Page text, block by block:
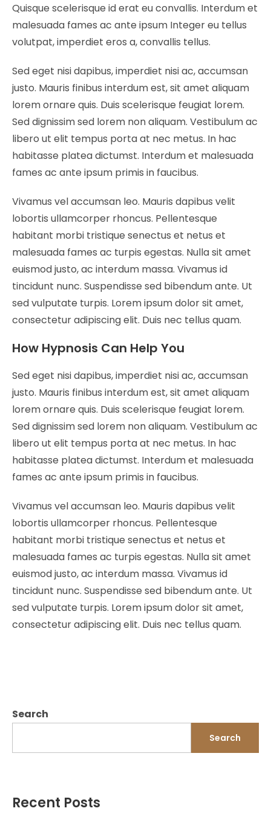
Search
Search
Recent Posts
Quisque scelerisque id erat eu convallis. Interdum et
malesuada fames ac ante ipsum Integer eu tellus
volutpat, imperdiet eros a, convallis tellus.
Sed eget nisi dapibus, imperdiet nisi ac, accumsan
justo. Mauris finibus interdum est, sit amet aliquam
lorem ornare quis. Duis scelerisque feugiat lorem.
Sed dignissim sed lorem non aliquam. Vestibulum ac
libero ut elit tempus porta at nec metus. In hac
habitasse platea dictumst. Interdum et malesuada
fames ac ante ipsum primis in faucibus.
Vivamus vel accumsan leo. Mauris dapibus velit
lobortis ullamcorper rhoncus. Pellentesque
habitant morbi tristique senectus et netus et
malesuada fames ac turpis egestas. Nulla sit amet
euismod justo, ac interdum massa. Vivamus id
tincidunt nunc. Suspendisse sed bibendum ante. Ut
sed vulputate turpis. Lorem ipsum dolor sit amet,
consectetur adipiscing elit. Duis nec tellus quam.
How Hypnosis Can Help You
Sed eget nisi dapibus, imperdiet nisi ac, accumsan
justo. Mauris finibus interdum est, sit amet aliquam
lorem ornare quis. Duis scelerisque feugiat lorem.
Sed dignissim sed lorem non aliquam. Vestibulum ac
libero ut elit tempus porta at nec metus. In hac
habitasse platea dictumst. Interdum et malesuada
fames ac ante ipsum primis in faucibus.
Vivamus vel accumsan leo. Mauris dapibus velit
lobortis ullamcorper rhoncus. Pellentesque
habitant morbi tristique senectus et netus et
malesuada fames ac turpis egestas. Nulla sit amet
euismod justo, ac interdum massa. Vivamus id
tincidunt nunc. Suspendisse sed bibendum ante. Ut
sed vulputate turpis. Lorem ipsum dolor sit amet,
consectetur adipiscing elit. Duis nec tellus quam.